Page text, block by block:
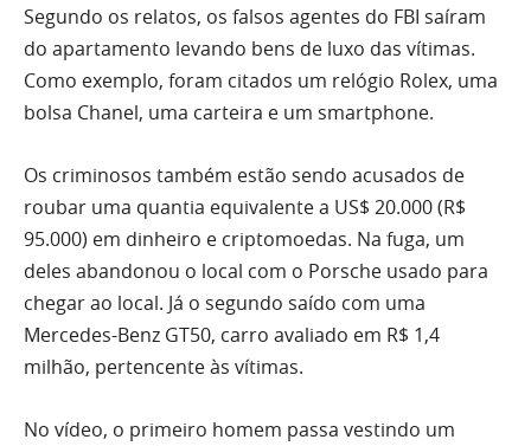
Segundo os relatos, os falsos agentes do FBI saíram
do apartamento levando bens de luxo das vítimas.
Como exemplo, foram citados um relógio Rolex, uma
bolsa Chanel, uma carteira e um smartphone.
Os criminosos também estão sendo acusados de
roubar uma quantia equivalente a US$ 20.000 (R$
95.000) em dinheiro e criptomoedas. Na fuga, um
deles abandonou o local com o Porsche usado para
chegar ao local. Já o segundo saído com uma
Mercedes-Benz GT50, carro avaliado em R$ 1,4
milhão, pertencente às vítimas.
No vídeo, o primeiro homem passa vestindo um